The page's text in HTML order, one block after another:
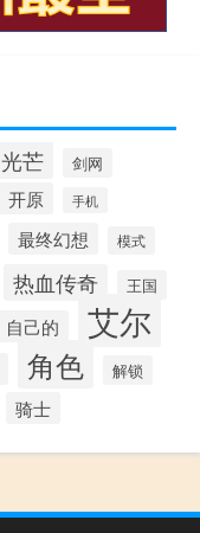
光芒 剑网
开原 手机
最终幻想 模式
热血传奇 王国
自己的 艾尔
角色 解锁
骑士